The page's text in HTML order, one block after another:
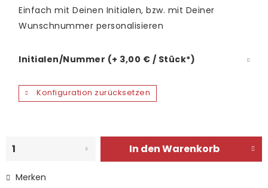
Einfach mit Deinen Initialen, bzw. mit Deiner
Wunschnummer personalisieren
Initialen/Nummer (+ 3,00 € / Stück*)
Konfiguration zurücksetzen
In denWarenkorb
Merken